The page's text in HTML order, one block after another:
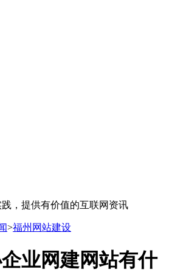
，提供有价值的互联网资讯
>福州网站建设
业网建网站有什